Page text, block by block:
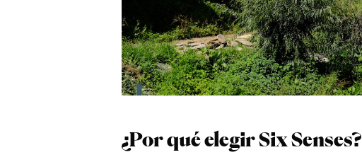
¿Por qué elegir Six Senses?